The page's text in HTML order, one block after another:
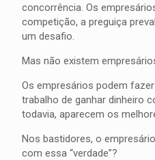
concorrência. Os
competição, a preguiça
um desafio.
Mas não existem
Os empresários podem
trabalho de ganhar dinheiro
todavia, aparecem os
Nos bastidores, o
com essa “verdade”?